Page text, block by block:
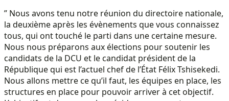
” Nous avons tenu notre réunion du directoire nationale,
la deuxième après les évènements que vous connaissez
tous, qui ont touché le parti dans une certaine mesure.
Nous nous préparons aux élections pour soutenir les
candidats de la DCU et le candidat président de la
République qui est l’actuel chef de l’État Félix Tshisekedi.
Nous allons mettre ce qu’il faut, les équipes en place, les
structures en place pour pouvoir arriver à cet objectif.